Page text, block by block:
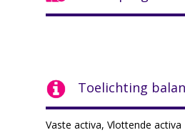
Toelichting
Vaste activa, Vlottende activa